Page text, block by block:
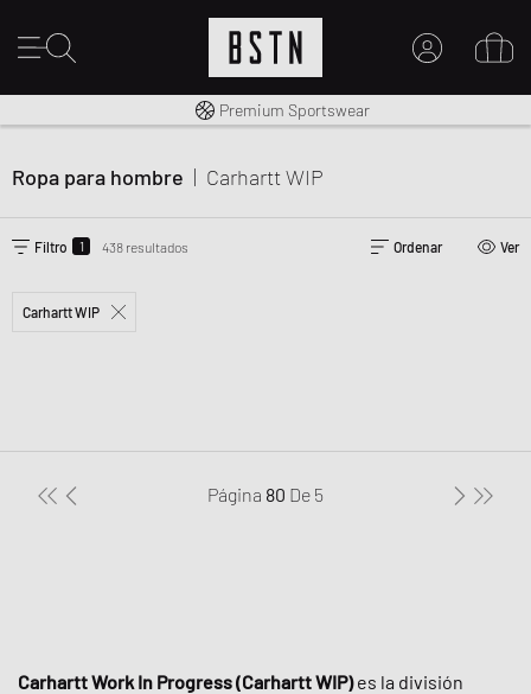
Envío gratuito a España desde € 100
Premium Sportswear
Ropa para hombre | Carhartt WIP
Filtro 1 438 resultados Ordenar Ver
Carhartt WIP
Página 80 De 5
Carhartt Work In Progress (Carhartt WIP)es la división